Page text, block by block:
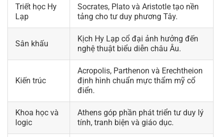
Triết học Hy
Lạp
Socrates, Plato và Aristotle tạo nền
tảng cho tư duy phương Tây.
Sân khấu
Kịch Hy Lạp cổ đại ảnh hưởng đến
nghệ thuật biểu diễn châu Âu.
Kiến trúc
Acropolis, Parthenon và Erechtheion
định hình chuẩn mực thẩm mỹ cổ
điển.
Khoa học và
logic
Athens góp phần phát triển tư duy lý
tính, tranh biện và giáo dục.